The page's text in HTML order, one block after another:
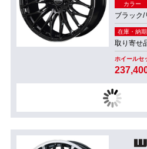
カラー
ブラック
在庫・納期
取り寄せ
ホイールセ